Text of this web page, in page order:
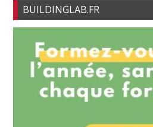
BUILDINGLAB.FR